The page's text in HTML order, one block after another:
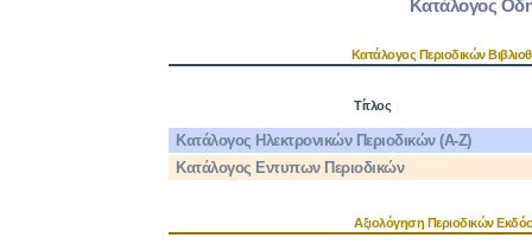
Κατάλογος
Κατάλογος Περιοδικών
Τίτλος
Κατάλογος Ηλεκτρονικών Περιοδικών (A-Z)
Κατάλογος Εντυπων Περιοδικών
Αξιολόγηση Περιοδικών